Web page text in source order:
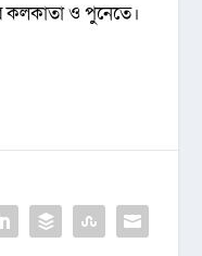
কলকাতা ও পুনেতে।